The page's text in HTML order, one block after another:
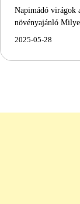
Napimádó virágok
növényajánló
2025-05-28